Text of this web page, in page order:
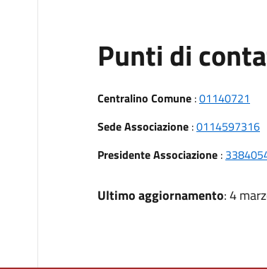
Punti di
Centralino Comune:01140721
Sede Associazione:0114597316
Presidente Associazione:
Ultimo aggiornamento: 4